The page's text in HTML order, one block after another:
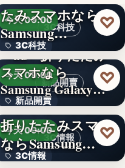
3C科技
今天 09:00
3C科技
文字
たみスマホなら
Samsung…
♡
新品開賣
今天 09:00
新品開賣
4.1
＜au＞折りたたみ
スマホなら
Samsung Galaxy…
♡
3C情報
今天 09:00
3C情報
＜ソフトバンク＞
折りたたみスマホ
ならSamsung…
♡
＜Samsung＞折り